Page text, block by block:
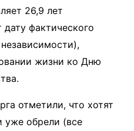
26,9 лет
фактического
жизни ко Дню
отметили, что хотят
уже обрели (все